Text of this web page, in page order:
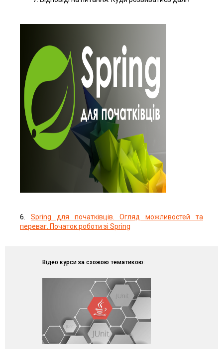
6. Spring для початківців. Огляд можливостей та
переваг. Початок роботи зі Spring
Відео курси за схожою тематикою: